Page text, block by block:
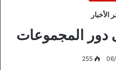
الأخبار
دور المجموعات
255